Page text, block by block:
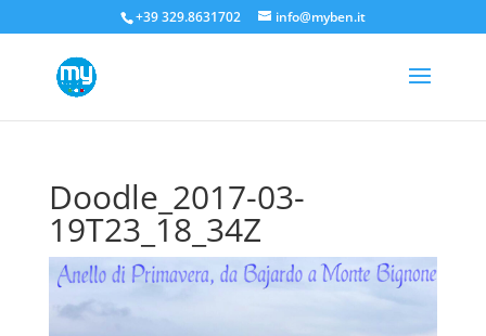
+39 329.8631702 info@myben.it
Doodle_2017-03-
19T23_18_34Z